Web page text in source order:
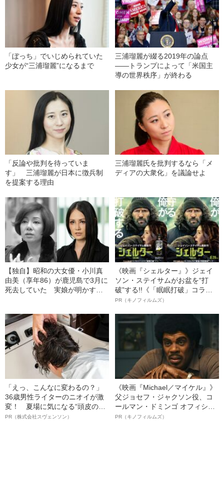
「ぼっち」でいじめられていた
少女が“三浦瑠麗”になるまで
三浦瑠麗が綴る2019年の論点
――トランプによって「米国主
導の世界秩序」が終わる
「反論や批判を待っていま
す」 三浦瑠麗が日本に徴兵制
を提案する理由
三浦瑠麗氏を批判するなら「メ
ディアの大衆化」を議論せよ
【独自】昭和の大女優・小川真
由美（享年86）が鹿児島で3月に
死去していた 実娘が明かす
《映画『シェルター』》ジェイ
ソン・ステイサムがお盆を“打
破”する!!《「眠眠打破」コラ
ボ》
PR（キノフィルムズ）
「えっ、こんなに変わるの？」
36歳男性ライターのニオイが激
変！ 夏場に気になる“頭皮のニ
オイ”や“ベタつき”を解消す
PR（株式会社スヴェンソン）
《映画『Michael／マイケル』》
父ジョセフ・ジャクソン役、コ
ールマン・ドミンゴ オフィシャ
ルインタビュー“観客を魅了した
PR（キノフィルムズ）